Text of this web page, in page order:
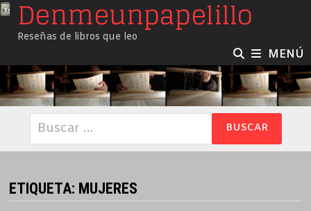
SaltarDenmeunpapelillo
Reseñas de libros que leo
MENÚ
Buscar:
ETIQUETA: MUJERES